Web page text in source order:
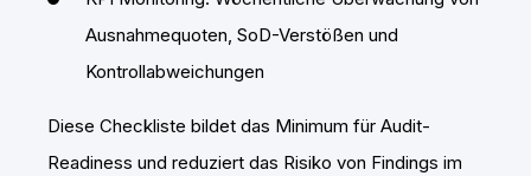
Ausnahmequoten, SoD-Verstößen und
Kontrollabweichungen
Diese Checkliste bildet das Minimum für Audit-
Readiness und reduziert das Risiko von Findings im